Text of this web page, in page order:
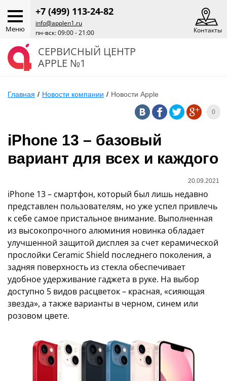
Меню
+7 (499) 113-24-82
info@applen1.ru
пн-вск: 09:00 - 21:00
Контакты
СЕРВИСНЫЙ ЦЕНТР
APPLE №1
Главная / Новости компании / Новости Apple
0
iPhone 13 – базовый
вариант для всех и каждого
20.09.2021
iPhone 13 – смартфон, который был лишь недавно
представлен пользователям, но уже успел привлечь
к себе самое пристальное внимание. Выполненная
из высокопрочного алюминия новинка обладает
улучшенной защитой дисплея за счет керамической
прослойки Ceramic Shield последнего поколения, а
задняя поверхность из стекла обеспечивает
удобное удерживание гаджета в руке. На выбор
доступно 5 видов расцветок – красная, «сияющая
звезда», а также варианты в черном, синем или
розовом цвете.